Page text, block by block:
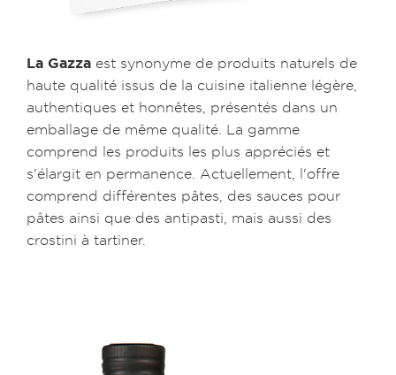
La Gazza est synonyme de produits naturels de
haute qualité issus de la cuisine italienne légère,
authentiques et honnêtes, présentés dans un
emballage de même qualité. La gamme
comprend les produits les plus appréciés et
s'élargit en permanence. Actuellement, l'offre
comprend différentes pâtes, des sauces pour
pâtes ainsi que des antipasti, mais aussi des
crostini à tartiner.